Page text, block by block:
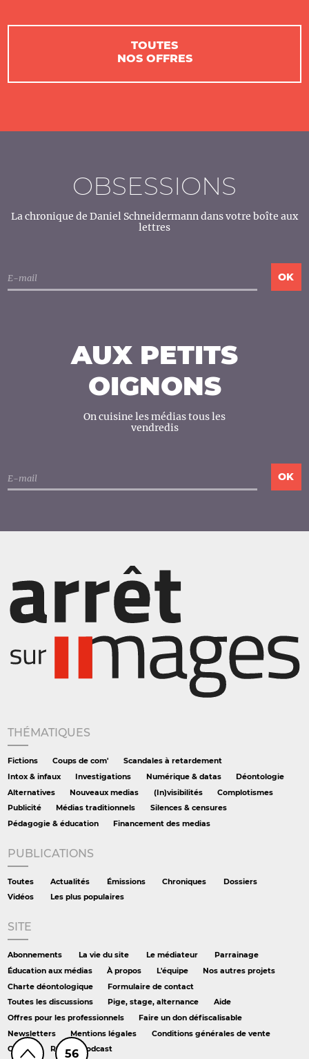
56
TOUTES
NOS OFFRES
OBSESSIONS
La chronique de Daniel Schneidermann dans votre boîte aux
lettres
AUX PETITS
OIGNONS
On cuisine les médias tous les
vendredis
THÉMATIQUES
Fictions Coups de com'
Scandales à retardement
Intox & infaux
Investigations Numérique & datas
Déontologie
Alternatives
Nouveaux medias (In)visibilités
Complotismes
Publicité
Médias traditionnels
Silences & censures
Pédagogie & éducation
Financement des medias
PUBLICATIONS
Toutes Actualités Émissions Chroniques
Dossiers
Vidéos
Les plus populaires
SITE
Abonnements La vie du site Le médiateur
Parrainage
Éducation aux médias
À propos L'équipe
Nos autres projets
Charte déontologique
Formulaire de contact
Toutes les discussions
Pige, stage, alternance
Aide
Offres pour les professionnels
Faire un don défiscalisable
Newsletters
Mentions légales
Conditions générales de vente
Crédits
RSS Podcast